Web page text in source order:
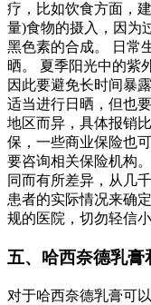
疗，比如饮食方面，
量)食物的摄入，因为
黑色素的合成。 日常
晒。 夏季阳光中的紫
因此要避免长时间暴
适当进行日晒，但也
地区而异，具体报销
保，一些商业保险也
要咨询相关保险机构
同而有所差异，从几
患者的实际情况来确
规的医院，切勿轻信
五、哈西奈德乳
对于哈西奈德乳膏可